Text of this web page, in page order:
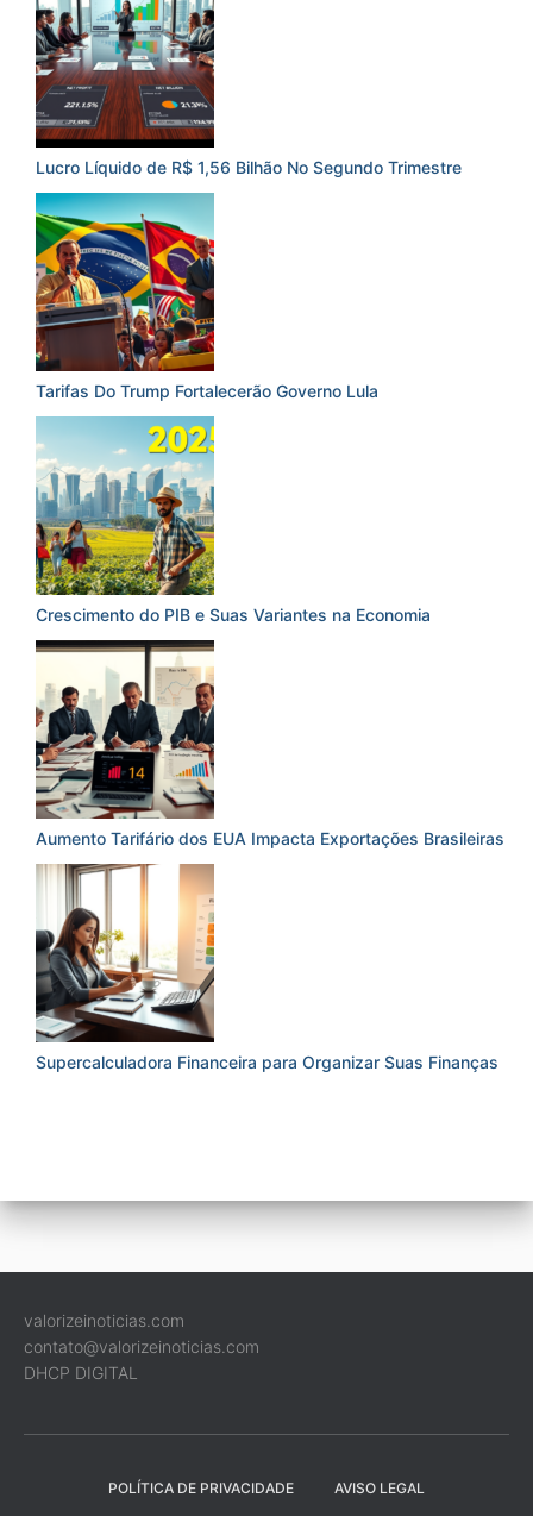
Lucro Líquido de R$ 1,56 Bilhão No Segundo Trimestre
Tarifas Do Trump Fortalecerão Governo Lula
Crescimento do PIB e Suas Variantes na Economia
Aumento Tarifário dos EUA Impacta Exportações Brasileiras
Supercalculadora Financeira para Organizar Suas Finanças
valorizeinoticias.com
contato@valorizeinoticias.com
DHCP DIGITAL
POLÍTICA DE PRIVACIDADE AVISO LEGAL